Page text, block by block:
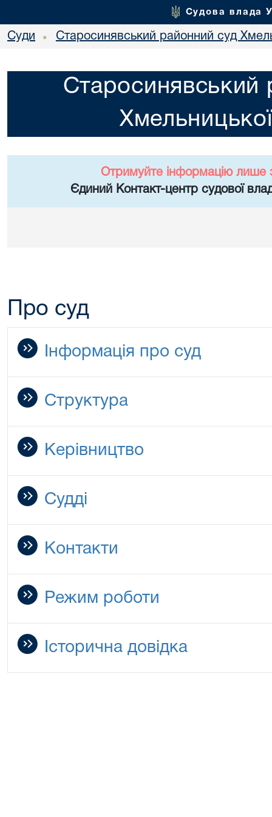
Судова влада
Суди • Старосинявський районний суд
Старосинявський
Отримуйте інформацію лише
Єдиний Контакт-центр судової
Про суд
Інформація про суд
Структура
Керівництво
Судді
Контакти
Режим роботи
Історична довідка